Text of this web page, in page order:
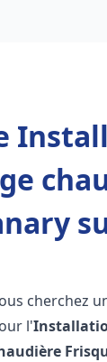
cherchez
l'